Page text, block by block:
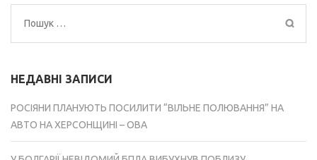
Пошук:
НЕДАВНІ ЗАПИСИ
РОСІЯНИ ПЛАНУЮТЬ ПОСИЛИТИ “ВІЛЬНЕ ПОЛЮВАННЯ” НА
АВТО НА ХЕРСОНЩИНІ – ОВА